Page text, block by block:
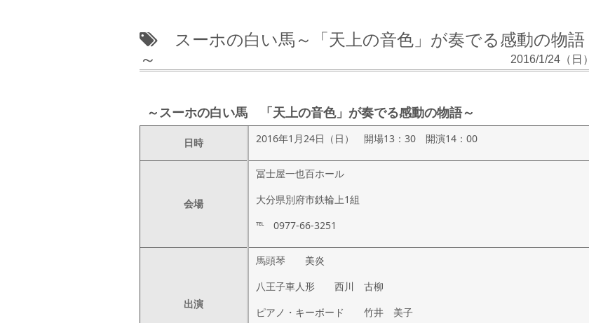
スーホの白い馬～「天上の音色」が奏でる感動の物語
～
2016/1/24（日）
～スーホの白い馬 「天上の音色」が奏でる感動の物語～
日時 2016年1月24日（日） 開場13：30 開演14：00
会場
冨士屋一也百ホール
大分県別府市鉄輪上1組
℡ 0977-66-3251
出演
馬頭琴 美炎
八王子車人形 西川 古柳
ピアノ・キーボード 竹井 美子